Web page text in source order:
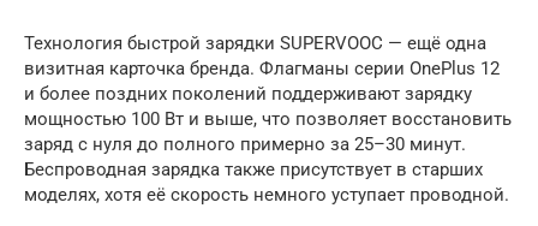
Технология быстрой зарядки SUPERVOOC — ещё одна
визитная карточка бренда. Флагманы серии OnePlus 12
и более поздних поколений поддерживают зарядку
мощностью 100 Вт и выше, что позволяет восстановить
заряд с нуля до полного примерно за 25–30 минут.
Беспроводная зарядка также присутствует в старших
моделях, хотя её скорость немного уступает проводной.